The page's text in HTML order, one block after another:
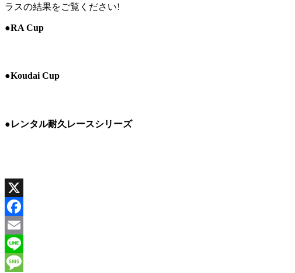
ラスの結果をご覧ください!
●RA Cup
●Koudai Cup
●レンタル耐久レースシリーズ
X
Facebook
Email
Line